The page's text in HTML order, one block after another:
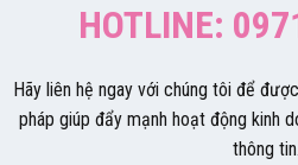
HOTLINE:
Hãy liên hệ ngay với chúng tôi để
pháp giúp đẩy mạnh hoạt động kinh
thông tin.